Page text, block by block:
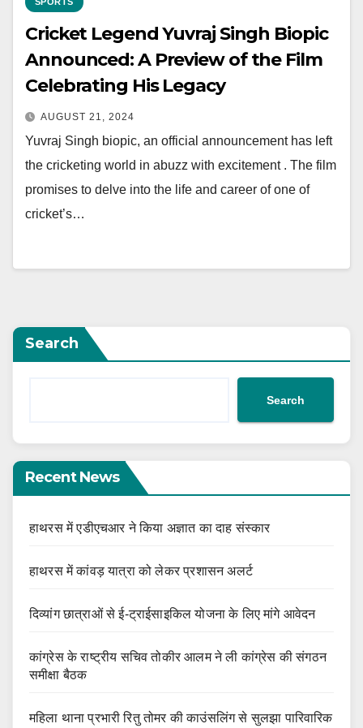
Cricket Legend Yuvraj Singh Biopic
Announced: A Preview of the Film
Celebrating His Legacy
AUGUST 21, 2024
Yuvraj Singh biopic, an official announcement has left
the cricketing world in abuzz with excitement . The film
promises to delve into the life and career of one of
cricket’s…
Search
Search
Recent News
हाथरस में एडीएचआर ने किया अज्ञात का दाह संस्कार
हाथरस में कांवड़ यात्रा को लेकर प्रशासन अलर्ट
दिव्यांग छात्राओं से ई-ट्राईसाइकिल योजना के लिए मांगे आवेदन
कांग्रेस के राष्ट्रीय सचिव तोकीर आलम ने ली कांग्रेस की संगठन
समीक्षा बैठक
महिला थाना प्रभारी रितु तोमर की काउंसलिंग से सुलझा पारिवारिक